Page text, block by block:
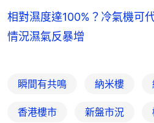
相對濕度達100%？冷氣機可
情況濕氣反暴增
瞬間有共鳴 納米樓
香港樓市 新盤市況